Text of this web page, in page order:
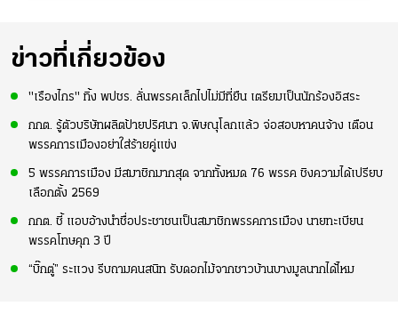
ข่าวที่เกี่ยวข้อง
"เรืองไกร" ทิ้ง พปชร. ลั่นพรรคเล็กไปไม่มีที่ยืน เตรียมเป็นนักร้องอิสระ
กกต. รู้ตัวบริษัทผลิตป้ายปริศนา จ.พิษณุโลกแล้ว จ่อสอบหาคนจ้าง เตือน
พรรคการเมืองอย่าใส่ร้ายคู่แข่ง
5 พรรคการเมือง มีสมาชิกมากสุด จากทั้งหมด 76 พรรค ชิงความได้เปรียบ
เลือกตั้ง 2569
กกต. ชี้ แอบอ้างนำชื่อประชาชนเป็นสมาชิกพรรคการเมือง นายทะเบียน
พรรคโทษคุก 3 ปี
“บิ๊กตู่” ระแวง รีบถามคนสนิท รับดอกไม้จากชาวบ้านบางมูลนากได้ไหม